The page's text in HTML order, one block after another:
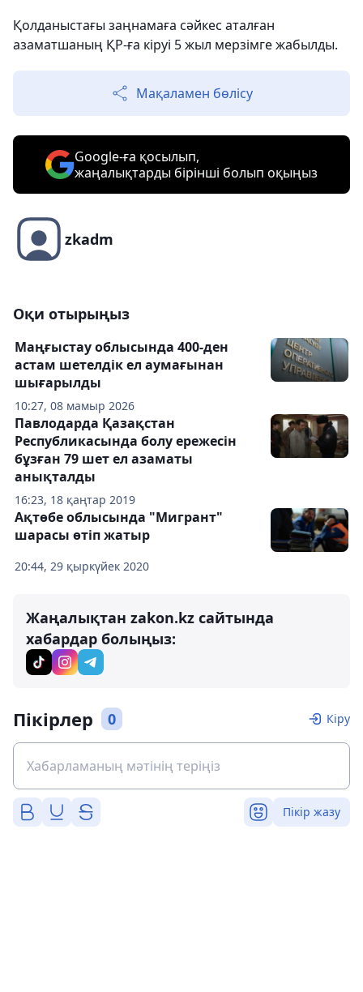
Қолданыстағы заңнамаға сәйкес аталған
азаматшаның ҚР-ға кіруі 5 жыл мерзімге жабылды.
Мақаламен бөлісу
Google-ға қосылып,
жаңалықтарды бірінші болып оқыңыз
zkadm
Оқи отырыңыз
10:27, 08 мамыр 2026
Маңғыстау облысында 400-ден
астам шетелдік ел аумағынан
шығарылды
16:23, 18 қаңтар 2019
Павлодарда Қазақстан
Республикасында болу ережесін
бұзған 79 шет ел азаматы
анықталды
20:44, 29 қыркүйек 2020
Ақтөбе облысында "Мигрант"
шарасы өтіп жатыр
Жаңалықтан zakon.kz сайтында
хабардар болыңыз:
Пікірлер 0 Кіру
Пікір жазу